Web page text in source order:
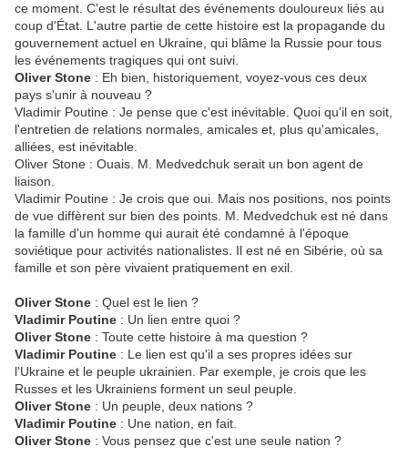
ce moment. C'est le résultat des événements douloureux liés au
coup d'État. L'autre partie de cette histoire est la propagande du
gouvernement actuel en Ukraine, qui blâme la Russie pour tous
les événements tragiques qui ont suivi.
Oliver Stone : Eh bien, historiquement, voyez-vous ces deux
pays s'unir à nouveau ?
Vladimir Poutine : Je pense que c'est inévitable. Quoi qu'il en soit,
l'entretien de relations normales, amicales et, plus qu'amicales,
alliées, est inévitable.
Oliver Stone : Ouais. M. Medvedchuk serait un bon agent de
liaison.
Vladimir Poutine : Je crois que oui. Mais nos positions, nos points
de vue diffèrent sur bien des points. M. Medvedchuk est né dans
la famille d'un homme qui aurait été condamné à l'époque
soviétique pour activités nationalistes. Il est né en Sibérie, où sa
famille et son père vivaient pratiquement en exil.
Oliver Stone : Quel est le lien ?
Vladimir Poutine : Un lien entre quoi ?
Oliver Stone : Toute cette histoire à ma question ?
Vladimir Poutine : Le lien est qu'il a ses propres idées sur
l'Ukraine et le peuple ukrainien. Par exemple, je crois que les
Russes et les Ukrainiens forment un seul peuple.
Oliver Stone : Un peuple, deux nations ?
Vladimir Poutine : Une nation, en fait.
Oliver Stone : Vous pensez que c'est une seule nation ?